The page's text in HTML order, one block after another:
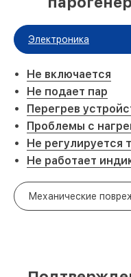
Электроника
Не включается
Не подает пар
Перегрев
Проблемы с
Не регулируется
Не работает
Механические